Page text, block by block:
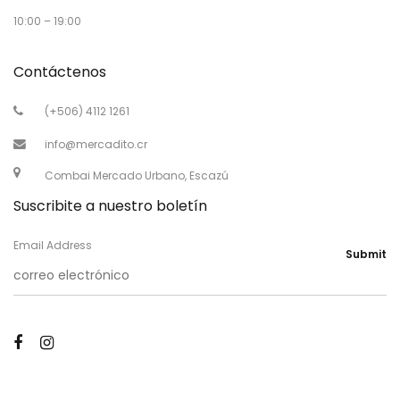
10:00 – 19:00
Contáctenos
(+506) 4112 1261
info@mercadito.cr
Combai Mercado Urbano, Escazú
Suscribite a nuestro boletín
Email Address
Submit